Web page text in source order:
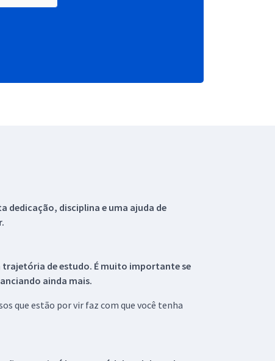
dedicação, disciplina e uma ajuda de
trajetória de estudo. É muito importante se
ainda mais.
que estão por vir faz com que você tenha